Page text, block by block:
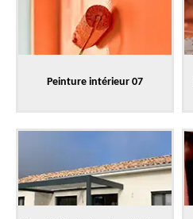
Peinture intérieur 07